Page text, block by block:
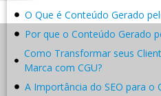
O Que é Conteúdo Gerado
Por que o Conteúdo Gerado
Como Transformar seus
Marca com CGU?
A Importância do SEO para o